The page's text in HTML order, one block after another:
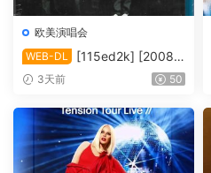
欧美演唱会
WEB-DL
[115ed2k] [2008-
后街男孩伦敦演唱会][MKV/4.
3天前 50